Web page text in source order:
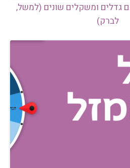
גדלים ומשקלים שונים (למשל,
לברק)